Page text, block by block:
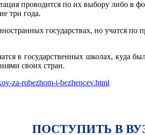
проводится по их выбору либо в
три года.
государствах, но учатся
в государственных школах, куда
своих стран.
za-rubezhom-i-bezhencev.html
ПОСТУПИТЬ В